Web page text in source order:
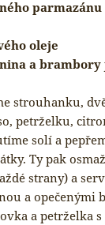
parmazánu
oleje
a
strouhanku,
petrželku,
solí a
Ty pak
strany) a
a opečenými
a petrželka s